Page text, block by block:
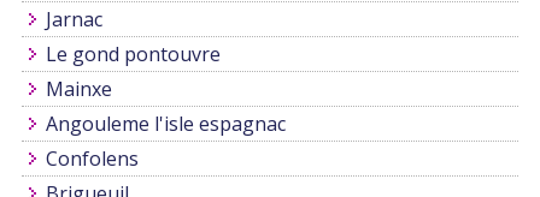
Jarnac
Le gond pontouvre
Mainxe
Angouleme l'isle espagnac
Confolens